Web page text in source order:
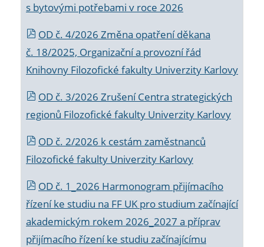
s bytovými potřebami v roce 2026
OD č. 4/2026 Změna opatření děkana
č. 18/2025, Organizační a provozní řád
Knihovny Filozofické fakulty Univerzity Karlovy
OD č. 3/2026 Zrušení Centra strategických
regionů Filozofické fakulty Univerzity Karlovy
OD č. 2/2026 k cestám zaměstnanců
Filozofické fakulty Univerzity Karlovy
OD č. 1_2026 Harmonogram přijímacího
řízení ke studiu na FF UK pro studium začínající
akademickým rokem 2026_2027 a příprav
přijímacího řízení ke studiu začínajícímu